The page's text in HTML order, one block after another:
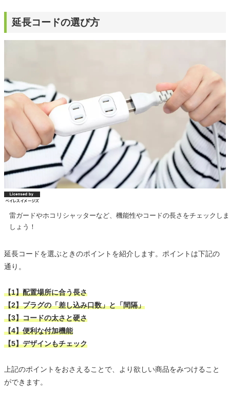
延長コードの選び方
雷ガードやホコリシャッターなど、機能性やコードの長さをチェックしま
しょう！
延長コードを選ぶときのポイントを紹介します。ポイントは下記の
通り。
【1】配置場所に合う長さ
【2】プラグの「差し込み口数」と「間隔」
【3】コードの太さと硬さ
【4】便利な付加機能
【5】デザインもチェック
上記のポイントをおさえることで、より欲しい商品をみつけること
ができます。